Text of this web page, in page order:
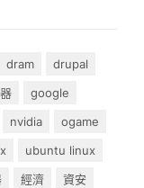
dram
drupal
google
nvidia
ogame
ubuntu linux
經濟
資安